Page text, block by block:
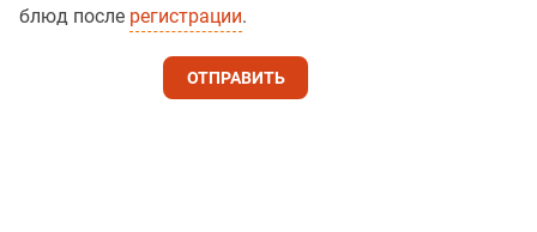
блюд после регистрации.
ОТПРАВИТЬ